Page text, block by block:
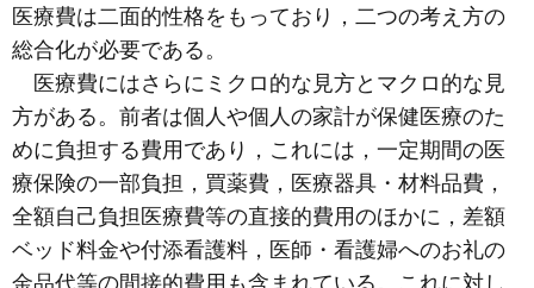
医療費は二面的性格をもっており，二つの考え方の
総合化が必要である。
医療費にはさらにミクロ的な見方とマクロ的な見
方がある。前者は個人や個人の家計が保健医療のた
めに負担する費用であり，これには，一定期間の医
療保険の一部負担，買薬費，医療器具・材料品費，
全額自己負担医療費等の直接的費用のほかに，差額
ベッド料金や付添看護料，医師・看護婦へのお礼の
金品代等の間接的費用も含まれている。これに対し